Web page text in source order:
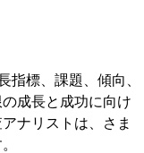
指標、課題、傾向、
成長と成功に向け
ナリストは、さま